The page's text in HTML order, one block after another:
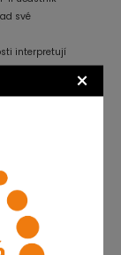
×
své
interpretují
se dostali
protichůdnými
uváděla, že
týkajícího
zajistit si
však na